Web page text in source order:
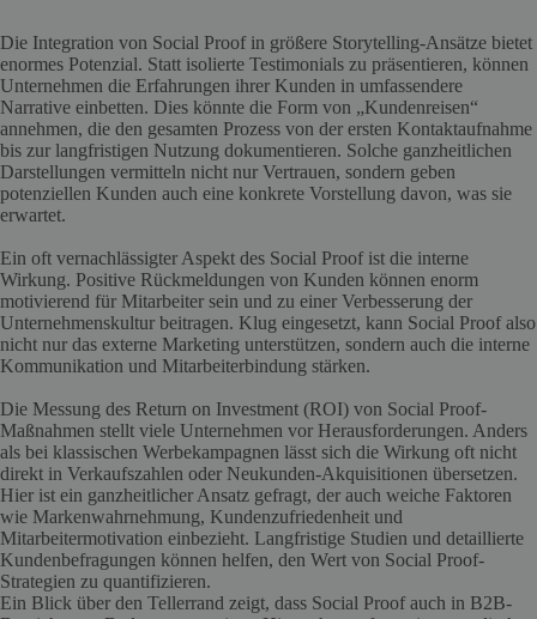
Die Integration von Social Proof in größere Storytelling-Ansätze bietet
enormes Potenzial. Statt isolierte Testimonials zu präsentieren, können
Unternehmen die Erfahrungen ihrer Kunden in umfassendere
Narrative einbetten. Dies könnte die Form von „Kundenreisen“
annehmen, die den gesamten Prozess von der ersten Kontaktaufnahme
bis zur langfristigen Nutzung dokumentieren. Solche ganzheitlichen
Darstellungen vermitteln nicht nur Vertrauen, sondern geben
potenziellen Kunden auch eine konkrete Vorstellung davon, was sie
erwartet.
Ein oft vernachlässigter Aspekt des Social Proof ist die interne
Wirkung. Positive Rückmeldungen von Kunden können enorm
motivierend für Mitarbeiter sein und zu einer Verbesserung der
Unternehmenskultur beitragen. Klug eingesetzt, kann Social Proof also
nicht nur das externe Marketing unterstützen, sondern auch die interne
Kommunikation und Mitarbeiterbindung stärken.
Die Messung des Return on Investment (ROI) von Social Proof-
Maßnahmen stellt viele Unternehmen vor Herausforderungen. Anders
als bei klassischen Werbekampagnen lässt sich die Wirkung oft nicht
direkt in Verkaufszahlen oder Neukunden-Akquisitionen übersetzen.
Hier ist ein ganzheitlicher Ansatz gefragt, der auch weiche Faktoren
wie Markenwahrnehmung, Kundenzufriedenheit und
Mitarbeitermotivation einbezieht. Langfristige Studien und detaillierte
Kundenbefragungen können helfen, den Wert von Social Proof-
Strategien zu quantifizieren.
Ein Blick über den Tellerrand zeigt, dass Social Proof auch in B2B-